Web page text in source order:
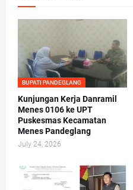
BUPATI PANDEGLANG
Kunjungan Kerja Danramil
Menes 0106 ke UPT
Puskesmas Kecamatan
Menes Pandeglang
July 24, 2026